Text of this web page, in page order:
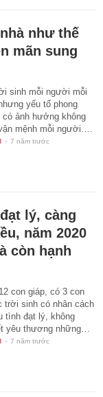
như thế
mãn sung
sinh mỗi người mỗi
yếu tố phong
có ảnh hưởng không
mệnh mỗi người.…
- 7 năm trước
lý, càng
năm 2020
còn hạnh
con giáp, có 3 con
trời sinh có nhân cách
tình đạt lý, không
yêu thương những…
- 7 năm trước